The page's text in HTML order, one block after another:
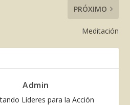
PRÓXIMO
Meditación
Admin
Líderes para la Acción